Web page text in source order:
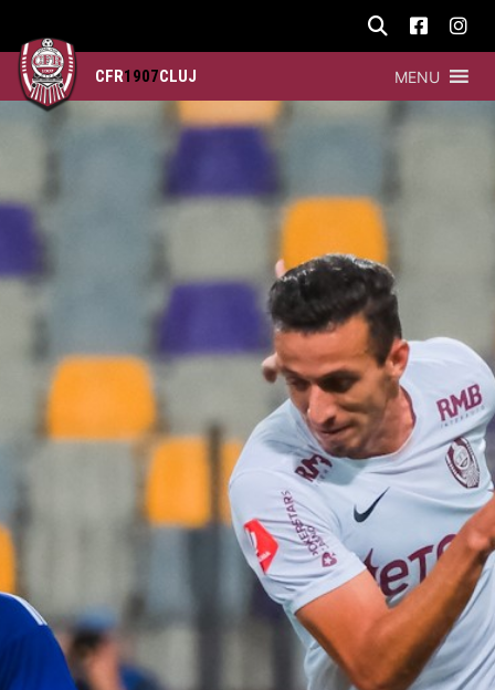
CFR1907CLUJ MENU